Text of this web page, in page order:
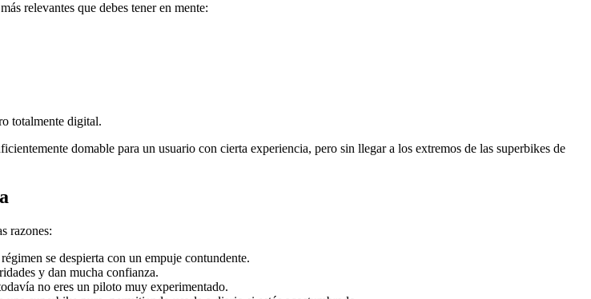
relevantes que debes tener en mente:
totalmente digital.
domable para un usuario con cierta experiencia, pero sin llegar a los extremos de las superbikes de
razones:
se despierta con un empuje contundente.
y dan mucha confianza.
no eres un piloto muy experimentado.